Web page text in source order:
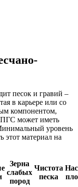
песок и гравий –
в карьере или со
компонентом,
может иметь
уровень
этот материал на
Зерна
слабых
пород
Чистота
песка